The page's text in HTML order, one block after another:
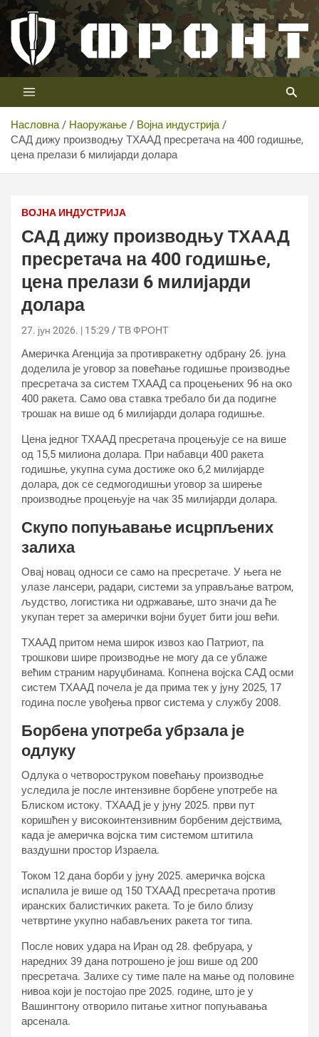
Скип
цонтент
Телевизија ФРОНТ
Први војни канал у Србији
Насловна Наоружање
Војна индустрија
САД дижу производњу ТХААД пресретача на 400 годишње,
цена прелази 6 милијарди долара
ВОЈНА ИНДУСТРИЈА
САД дижу производњу ТХААД
пресретача на 400 годишње,
цена прелази 6 милијарди
долара
27. јун 2026. | 15:29 ТВ ФРОНТ
Америчка Агенција за противракетну одбрану 26. јуна
доделила је уговор за повећање годишње производње
пресретача за систем ТХААД са процењених 96 на око
400 ракета. Само ова ставка требало би да подигне
трошак на више од 6 милијарди долара годишње.
Цена једног ТХААД пресретача процењује се на више
од 15,5 милиона долара. При набавци 400 ракета
годишње, укупна сума достиже око 6,2 милијарде
долара, док се седмогодишњи уговор за ширење
производње процењује на чак 35 милијарди долара.
Скупо попуњавање исцрпљених
залиха
Овај новац односи се само на пресретаче. У њега не
улазе лансери, радари, системи за управљање ватром,
људство, логистика ни одржавање, што значи да ће
укупан терет за амерички војни буџет бити још већи.
ТХААД притом нема широк извоз као Патриот, па
трошкови шире производње не могу да се ублаже
већим страним наруџбинама. Копнена војска САД осми
систем ТХААД почела је да прима тек у јуну 2025, 17
година после увођења првог система у службу 2008.
Борбена употреба убрзала је
одлуку
Одлука о четвороструком повећању производње
уследила је после интензивне борбене употребе на
Блиском истоку. ТХААД је у јуну 2025. први пут
коришћен у високоинтензивним борбеним дејствима,
када је америчка војска тим системом штитила
ваздушни простор Израела.
Током 12 дана борби у јуну 2025. америчка војска
испалила је више од 150 ТХААД пресретача против
иранских балистичких ракета. То је било близу
четвртине укупно набављених ракета тог типа.
После нових удара на Иран од 28. фебруара, у
наредних 39 дана потрошено је још више од 200
пресретача. Залихе су тиме пале на мање од половине
нивоа који је постојао пре 2025. године, што је у
Вашингтону отворило питање хитног попуњавања
арсенала.